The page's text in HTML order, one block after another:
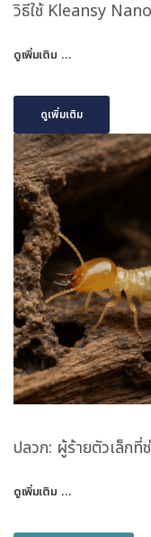
วิธีใช้ Kleansy
ดูเพิ่มเติม …
ดูเพิ่มเติม
ปลวก: ผู้ร้ายตัวเล็กที่
ดูเพิ่มเติม …